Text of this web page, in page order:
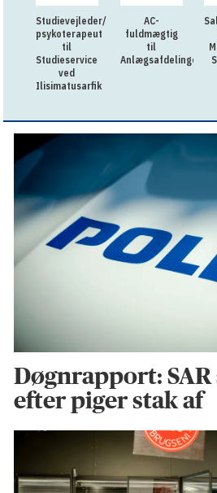
Studievejleder/
psykoterapeut
til
Studieservice
ved
Ilisimatusarfik
AC-
fuldmægtig
til
Anlægsafdelingen
Døgnrapport: SAR
efter piger stak af